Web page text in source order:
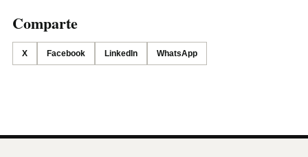
Comparte
X Facebook LinkedIn WhatsApp